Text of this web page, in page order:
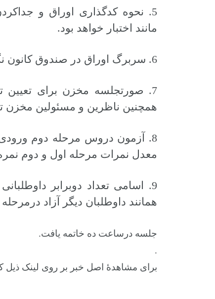
5. نحوه کدگذاری اوراق و
مانند اختبار خواهد بود.
6. سربرگ اوراق در صندوق کانون نگهداری خواهد شد.
7. صورتجلسه مخزن برای تعیین
همچنین ناظرین و مسئولین مخزن
8. آزمون دروس مرحله دوم
معدل نمرات مرحله اول و دوم
9. اسامی تعداد دوبرابر
همانند داوطلبان دیگر آزاد
جلسه درساعت ده خاتمه یافت.
.
برای مشاهدۀ اصل خبر بر روی لینک ذیل
0+ 2+